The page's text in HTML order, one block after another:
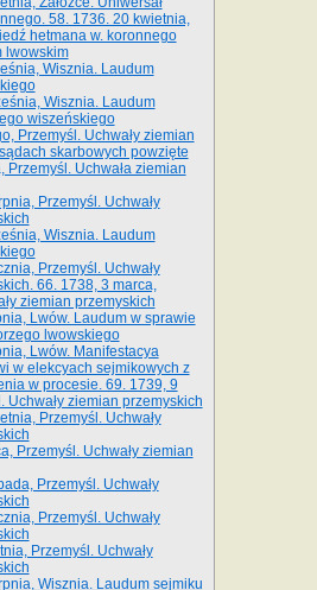
58. 1736. 20 kwietnia,
hetmana w. koronnego
lwowskim
Wisznia. Laudum
Wisznia. Laudum
wiszeńskiego
Przemyśl. Uchwały ziemian
skarbowych powzięte
Przemyśl. Uchwała ziemian
Przemyśl. Uchwały
Wisznia. Laudum
Przemyśl. Uchwały
66. 1738, 3 marca,
ziemian przemyskich­
Lwów. Laudum w sprawie
lwowskiego
Lwów. Manifestacya
w elekcyach sejmikowych z
w procesie. 69. 1739, 9
Uchwały ziemian przemyskich
Przemyśl. Uchwały
Przemyśl. Uchwały ziemian
Przemyśl. Uchwały
Przemyśl. Uchwały
Przemyśl. Uchwały
Wisznia. Laudum sejmiku